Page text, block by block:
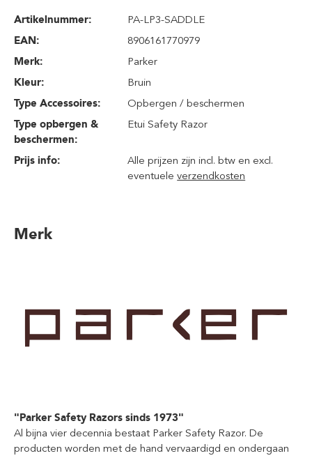
Artikelnummer:
PA-LP3-SADDLE
EAN:
8906161770979
Merk:
Parker
Kleur:
Bruin
Type Accessoires:
Opbergen / beschermen
Type opbergen &
beschermen:
Etui Safety Razor
Prijs info:
Alle prijzen zijn incl. btw en excl.
eventueleverzendkosten
Merk
"Parker Safety Razors sinds 1973"
Al bijna vier decennia bestaat Parker Safety Razor. De
producten worden met de hand vervaardigd en ondergaan